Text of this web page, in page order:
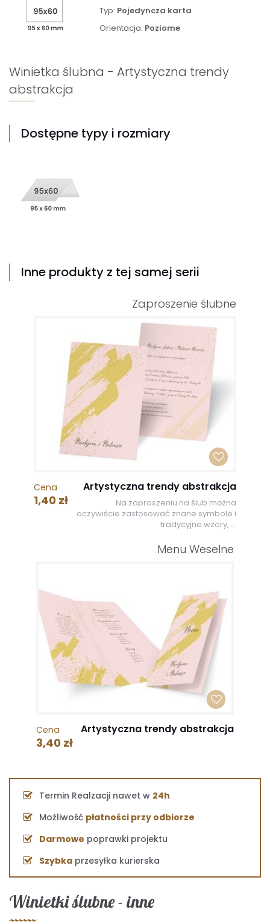
Typ: Pojedyncza karta
Orientacja: Poziome
Winietka ślubna - Artystyczna trendy
abstrakcja
Dostępne typy i rozmiary
Winietki ślubne - inne
Inne produkty z tej samej serii
Zaproszenie ślubne
Cena
1,40 zł
Artystyczna trendy abstrakcja
Na zaproszeniu na ślub można
oczywiście zastosować znane symbole i
tradycyjne wzory, ...
Menu Weselne
Cena
3,40 zł
Artystyczna trendy abstrakcja
Termin Realzacji nawet w 24h
Możliwość płatności przy odbiorze
Darmowe poprawki projektu
Szybka przesyłka kurierska